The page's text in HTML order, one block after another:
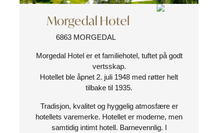
Morgedal Hotel
6863 MORGEDAL
Morgedal Hotel er et familiehotel, tuftet på godt
vertsskap.
Hotellet ble åpnet 2. juli 1948 med røtter helt
tilbake til 1935.
Tradisjon, kvalitet og hyggelig atmosfære er
hotellets varemerke. Hotellet er moderne, men
samtidig intimt hotell. Barnevennlig. I